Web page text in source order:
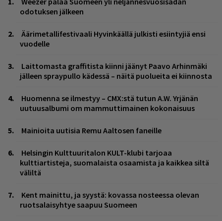
odotuksen jälkeen
Äärimetallifestivaali Hyvinkäällä julkisti esiintyjiä ensi
vuodelle
Laittomasta graffitista kiinni jäänyt Paavo Arhinmäki
jälleen spraypullo kädessä – näitä puolueita ei kiinnosta
Huomenna se ilmestyy – CMX:stä tutun A.W. Yrjänän
uutuusalbumi om mammuttimainen kokonaisuus
Mainioita uutisia Remu Aaltosen faneille
Helsingin Kulttuuritalon KULT-klubi tarjoaa
kulttiartisteja, suomalaista osaamista ja kaikkea siltä
väliltä
Kent mainittu, ja syystä: kovassa nosteessa olevan
ruotsalaisyhtye saapuu Suomeen